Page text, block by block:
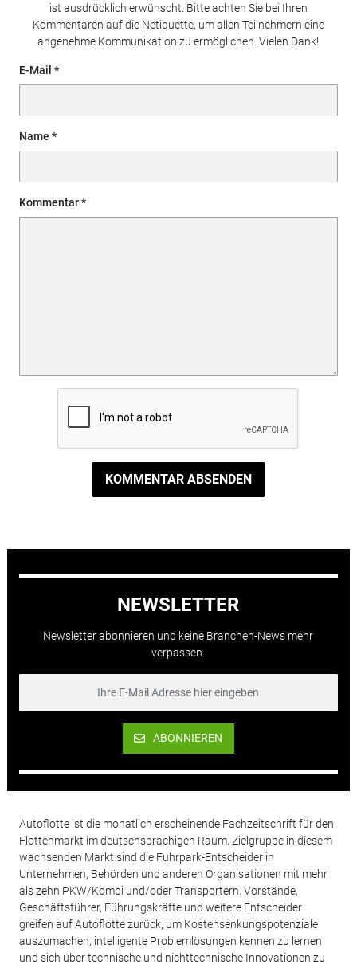
ist ausdrücklich erwünscht. Bitte achten Sie bei Ihren
Kommentaren auf die Netiquette, um allen Teilnehmern eine
angenehme Kommunikation zu ermöglichen. Vielen Dank!
E-Mail
Name
Kommentar
KOMMENTAR ABSENDEN
NEWSLETTER
Newsletter abonnieren und keine Branchen-News mehr
verpassen.
ABONNIEREN
Autoflotte ist die monatlich erscheinende Fachzeitschrift für den
Flottenmarkt im deutschsprachigen Raum. Zielgruppe in diesem
wachsenden Markt sind die Fuhrpark-Entscheider in
Unternehmen, Behörden und anderen Organisationen mit mehr
als zehn PKW/Kombi und/oder Transportern. Vorstände,
Geschäftsführer, Führungskräfte und weitere Entscheider
greifen auf Autoflotte zurück, um Kostensenkungspotenziale
auszumachen, intelligente Problemlösungen kennen zu lernen
und sich über technische und nichttechnische Innovationen zu